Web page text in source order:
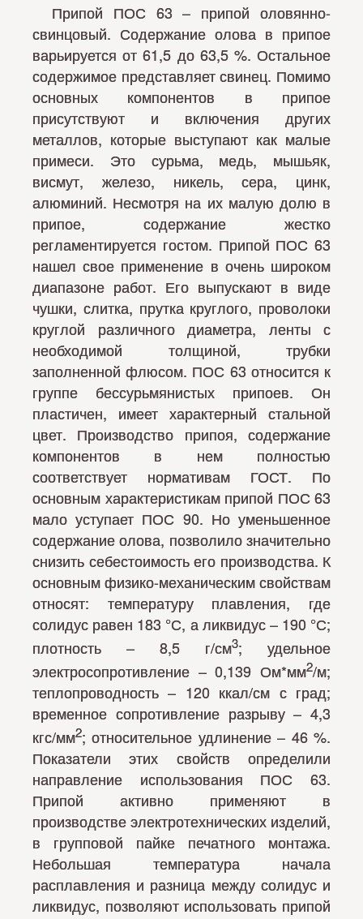
Припой ПОС 63 – припой оловянно-
свинцовый. Содержание олова в припое
варьируется от 61,5 до 63,5 %. Остальное
содержимое представляет свинец. Помимо
основных компонентов в припое
присутствуют и включения других
металлов, которые выступают как малые
примеси. Это сурьма, медь, мышьяк,
висмут, железо, никель, сера, цинк,
алюминий. Несмотря на их малую долю в
припое, содержание жестко
регламентируется гостом. Припой ПОС 63
нашел свое применение в очень широком
диапазоне работ. Его выпускают в виде
чушки, слитка, прутка круглого, проволоки
круглой различного диаметра, ленты с
необходимой толщиной, трубки
заполненной флюсом. ПОС 63 относится к
группе бессурьмянистых припоев. Он
пластичен, имеет характерный стальной
цвет. Производство припоя, содержание
компонентов в нем полностью
соответствует нормативам ГОСТ. По
основным характеристикам припой ПОС 63
мало уступает ПОС 90. Но уменьшенное
содержание олова, позволило значительно
снизить себестоимость его производства. К
основным физико-механическим свойствам
относят: температуру плавления, где
солидус равен 183 °С, а ликвидус – 190 °С;
плотность – 8,5 г/см3; удельное
электросопротивление – 0,139 Ом*мм2/м;
теплопроводность – 120 ккал/см с град;
временное сопротивление разрыву – 4,3
кгс/мм2; относительное удлинение – 46 %.
Показатели этих свойств определили
направление использования ПОС 63.
Припой активно применяют в
производстве электротехнических изделий,
в групповой пайке печатного монтажа.
Небольшая температура начала
расплавления и разница между солидус и
ликвидус, позволяют использовать припой